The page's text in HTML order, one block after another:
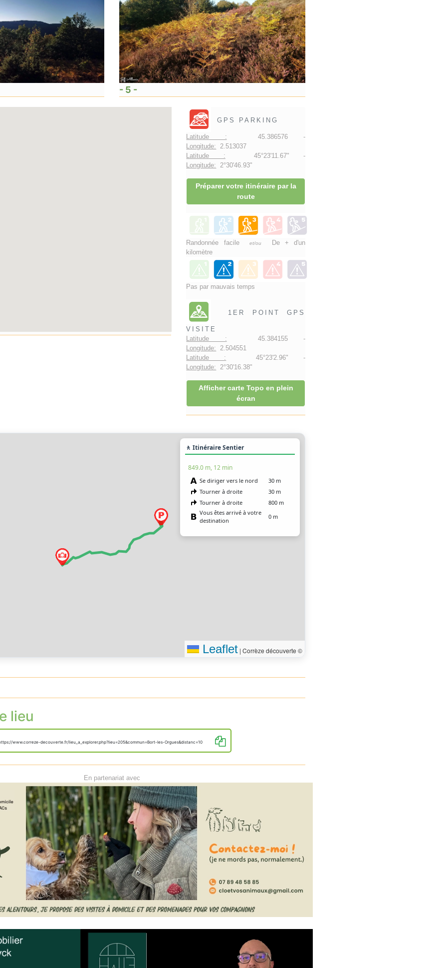
- 5 -
GPS PARKING
Latitude : 45.386576 -
Longitude: 2.513037
Latitude : 45°23'11.67" -
Longitude: 2°30'46.93"
Préparer votre itinéraire par la
route
Randonnée facileet/ou
De + d'un
kilomètre
Pas par mauvais temps
1ER POINT GPS
VISITE
Latitude : 45.384155 -
Longitude: 2.504551
Latitude : 45°23'2.96" -
Longitude: 2°30'16.38"
Afficher carte Topo en plein
écran
🚶 Itinéraire Sentier
849.0 m, 12 min
Se diriger vers le nord
30 m
Tourner à droite
30 m
Tourner à droite
800 m
Vous êtes arrivé à votre
destination
0 m
Leaflet | Corrèze découverte ©
lieu
www.correze-decouverte.fr/lieu_a_explorer.php?lieu=205&commun=Bort-les-Orgues&distanc=10
En partenariat avec